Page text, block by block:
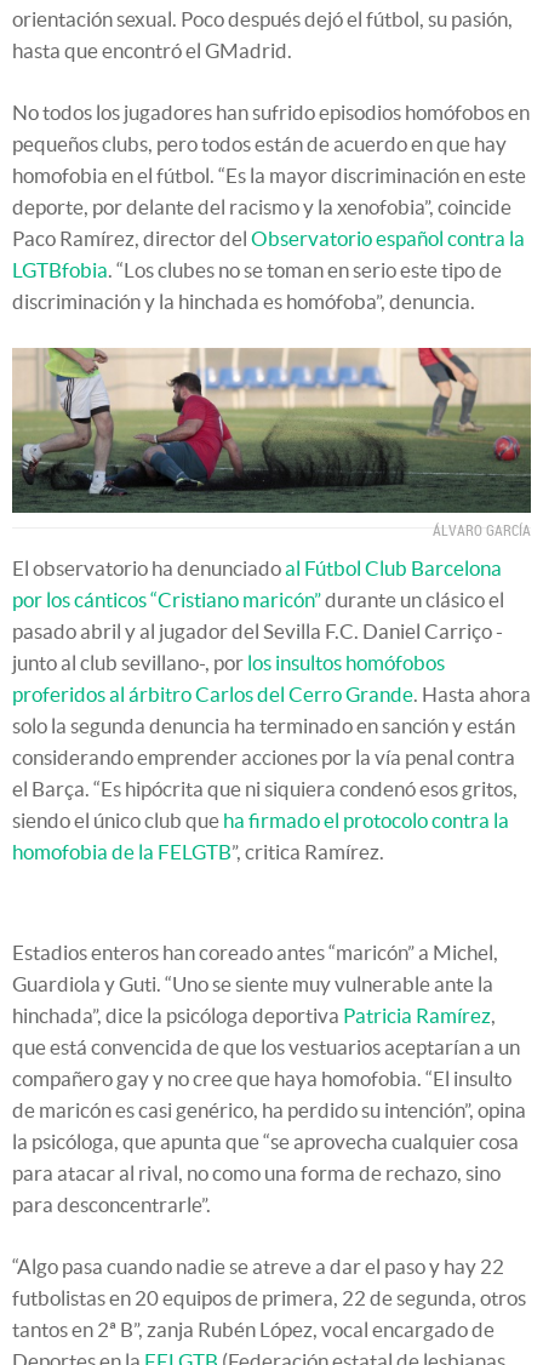
orientación sexual. Poco después dejó el fútbol, su pasión,
hasta que encontró el GMadrid.
No todos los jugadores han sufrido episodios homófobos en
pequeños clubs, pero todos están de acuerdo en que hay
homofobia en el fútbol. “Es la mayor discriminación en este
deporte, por delante del racismo y la xenofobia”, coincide
Paco Ramírez, director del Observatorio español contra la
LGTBfobia. “Los clubes no se toman en serio este tipo de
discriminación y la hinchada es homófoba”, denuncia.
ÁLVARO GARCÍA
El observatorio ha denunciadoal Fútbol Club Barcelona
por los cánticos “Cristiano maricón”durante un clásico el
pasado abril y al jugador del Sevilla F.C. Daniel Carriço -
junto al club sevillano-, por los insultos homófobos
proferidos al árbitro Carlos del Cerro Grande. Hasta ahora
solo la segunda denuncia ha terminado en sanción y están
considerando emprender acciones por la vía penal contra
el Barça. “Es hipócrita que ni siquiera condenó esos gritos,
siendo el único club que ha firmado el protocolo contra la
homofobia de la FELGTB”, critica Ramírez.
Estadios enteros han coreado antes “maricón” a Michel,
Guardiola y Guti. “Uno se siente muy vulnerable ante la
hinchada”, dice la psicóloga deportiva Patricia Ramírez,
que está convencida de que los vestuarios aceptarían a un
compañero gay y no cree que haya homofobia. “El insulto
de maricón es casi genérico, ha perdido su intención”, opina
la psicóloga, que apunta que “se aprovecha cualquier cosa
para atacar al rival, no como una forma de rechazo, sino
para desconcentrarle”.
“Algo pasa cuando nadie se atreve a dar el paso y hay 22
futbolistas en 20 equipos de primera, 22 de segunda, otros
tantos en 2ª B”, zanja Rubén López, vocal encargado de